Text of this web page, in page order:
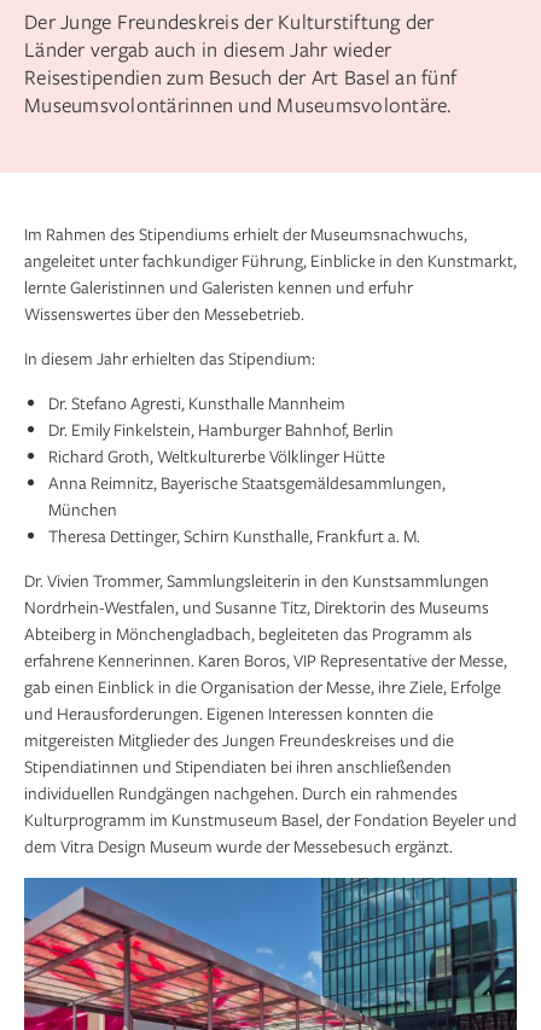
Der Junge Freundeskreis der Kulturstiftung der
Länder vergab auch in diesem Jahr wieder
Reisestipendien zum Besuch der Art Basel an fünf
Museumsvolontärinnen und Museumsvolontäre.
Im Rahmen des Stipendiums erhielt der Museumsnachwuchs,
angeleitet unter fachkundiger Führung, Einblicke in den Kunstmarkt,
lernte Galeristinnen und Galeristen kennen und erfuhr
Wissenswertes über den Messebetrieb.
In diesem Jahr erhielten das Stipendium:
Dr. Stefano Agresti, Kunsthalle Mannheim
Dr. Emily Finkelstein, Hamburger Bahnhof, Berlin
Richard Groth, Weltkulturerbe Völklinger Hütte
Anna Reimnitz, Bayerische Staatsgemäldesammlungen,
München
Theresa Dettinger, Schirn Kunsthalle, Frankfurt a. M.
Dr. Vivien Trommer, Sammlungsleiterin in den Kunstsammlungen
Nordrhein-Westfalen, und Susanne Titz, Direktorin des Museums
Abteiberg in Mönchengladbach, begleiteten das Programm als
erfahrene Kennerinnen. Karen Boros, VIP Representative der Messe,
gab einen Einblick in die Organisation der Messe, ihre Ziele, Erfolge
und Herausforderungen. Eigenen Interessen konnten die
mitgereisten Mitglieder des Jungen Freundeskreises und die
Stipendiatinnen und Stipendiaten bei ihren anschließenden
individuellen Rundgängen nachgehen. Durch ein rahmendes
Kulturprogramm im Kunstmuseum Basel, der Fondation Beyeler und
dem Vitra Design Museum wurde der Messebesuch ergänzt.